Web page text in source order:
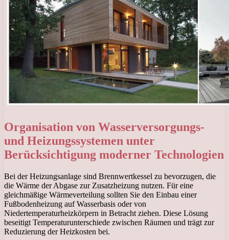
Organisation von Wasserversorgungs-
und Heizungssystemen unter
Berücksichtigung moderner Technologien
Bei der Heizungsanlage sind Brennwertkessel zu bevorzugen, die
die Wärme der Abgase zur Zusatzheizung nutzen. Für eine
gleichmäßige Wärmeverteilung sollten Sie den Einbau einer
Fußbodenheizung auf Wasserbasis oder von
Niedertemperaturheizkörpern in Betracht ziehen. Diese Lösung
beseitigt Temperaturunterschiede zwischen Räumen und trägt zur
Reduzierung der Heizkosten bei.